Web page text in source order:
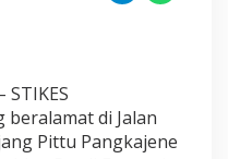
STIKES
beralamat di Jalan
Pittu Pangkajene